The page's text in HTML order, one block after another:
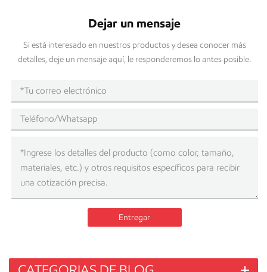
Dejar un mensaje
Si está interesado en nuestros productos y desea conocer más
detalles, deje un mensaje aquí, le responderemos lo antes posible.
Entregar